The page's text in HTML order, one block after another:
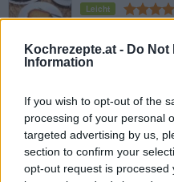
Kochrezepte.at - Do Not
Information
If you wish to opt-out of the
processing of your personal
targeted advertising by us,
section to confirm your
opt-out request is processed
Leicht
Joghurt-
Leicht
Oster-
Leicht